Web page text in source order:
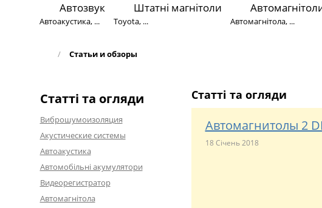
Автозвук
Автоакустика, ...
Штатні магнітоли
Toyota, ... Автомагнітола, ...
/ Статьи и обзоры
Статті та огляди
Виброшумоизоляция
Акустические системы
Автоакустика
Автомобільні акумулятори
Видеорегистратор
Автомагнітола
Статті та огляди
Автомагнитолы 2
18 Січень 2018